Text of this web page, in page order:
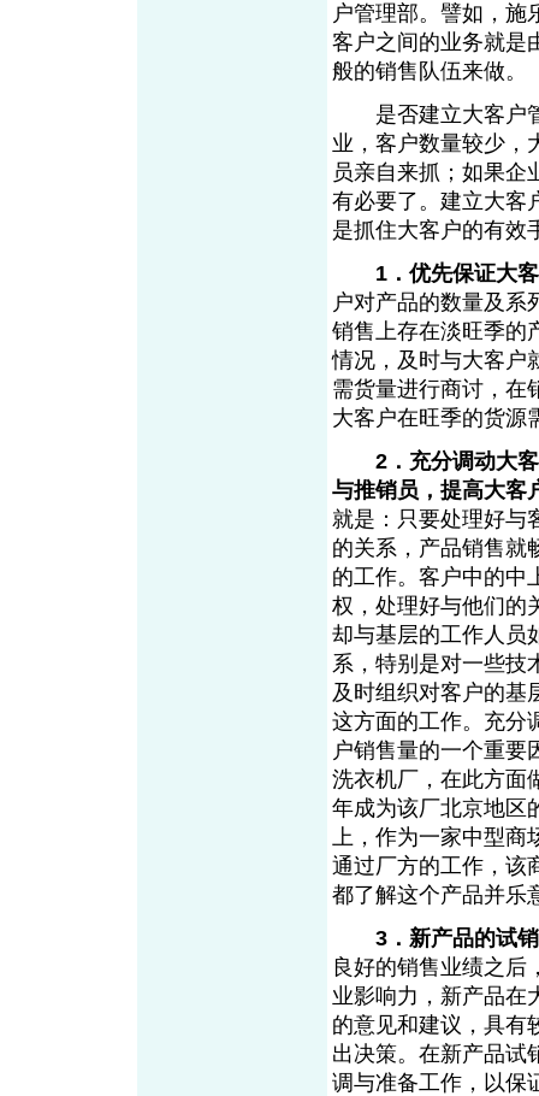
户管理部。譬如，施
客户之间的业务就是
般的销售队伍来做。
是否建立大客户管
业，客户数量较少，
员亲自来抓；如果企
有必要了。建立大客
是抓住大客户的有效
1．优先保证大
户对产品的数量及系
销售上存在淡旺季的
情况，及时与大客户
需货量进行商讨，在
大客户在旺季的货源
2．充分调动大
与推销员，提高大客
就是：只要处理好与
的关系，产品销售就
的工作。客户中的中
权，处理好与他们的
却与基层的工作人员
系，特别是对一些技
及时组织对客户的基
这方面的工作。充分
户销售量的一个重要
洗衣机厂，在此方面
年成为该厂北京地区
上，作为一家中型商
通过厂方的工作，该
都了解这个产品并乐
3．新产品的试
良好的销售业绩之后
业影响力，新产品在
的意见和建议，具有
出决策。在新产品试
调与准备工作，以保